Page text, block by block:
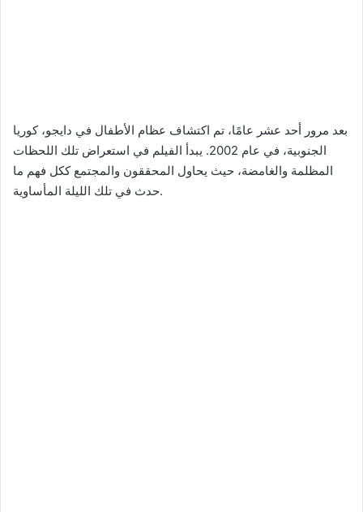
بعد مرور أحد عشر عامًا، تم اكتشاف عظام الأطفال في دايجو، كوريا
الجنوبية، في عام 2002. يبدأ الفيلم في استعراض تلك اللحظات
المظلمة والغامضة، حيث يحاول المحققون والمجتمع ككل فهم ما
حدث في تلك الليلة المأساوية.